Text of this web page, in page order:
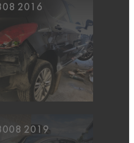
2016
2019